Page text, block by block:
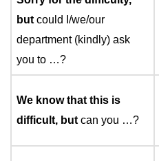
but could I/we/our
department (kindly) ask
you to …?
We know that this is
difficult, but can you …?